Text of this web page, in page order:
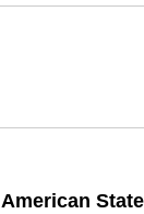
American